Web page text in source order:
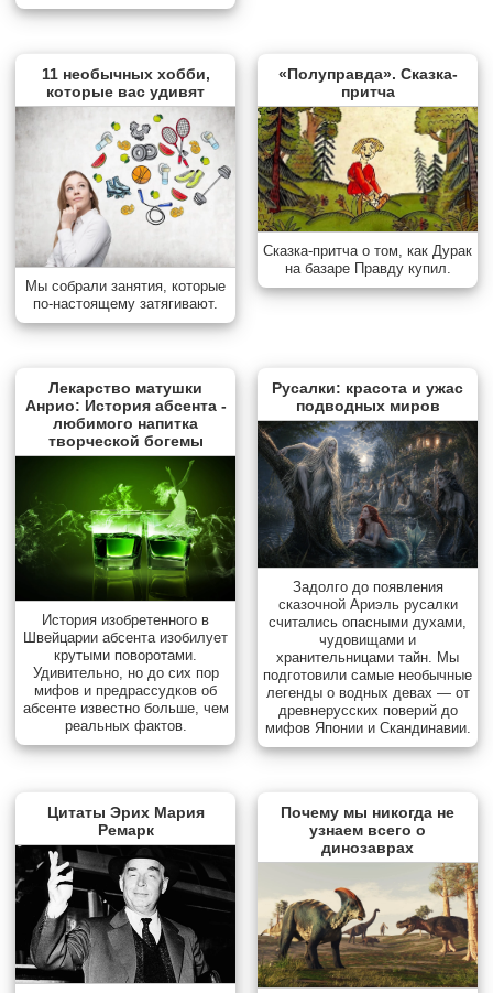
11 необычных хобби,
которые вас удивят
Мы собрали занятия, которые
по-настоящему затягивают.
«Полуправда». Сказка-
притча
Сказка-притча о том, как Дурак
на базаре Правду купил.
Лекарство матушки
Анрио: История абсента -
любимого напитка
творческой богемы
История изобретенного в
Швейцарии абсента изобилует
крутыми поворотами.
Удивительно, но до сих пор
мифов и предрассудков об
абсенте известно больше, чем
реальных фактов.
Русалки: красота и ужас
подводных миров
Задолго до появления
сказочной Ариэль русалки
считались опасными духами,
чудовищами и
хранительницами тайн. Мы
подготовили самые необычные
легенды о водных девах — от
древнерусских поверий до
мифов Японии и Скандинавии.
Цитаты Эрих Мария
Ремарк
Почему мы никогда не
узнаем всего о
динозаврах